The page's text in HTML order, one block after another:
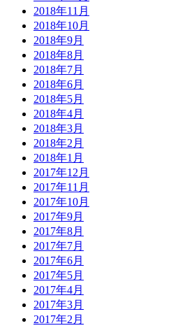
2018年11月
2018年10月
2018年9月
2018年8月
2018年7月
2018年6月
2018年5月
2018年4月
2018年3月
2018年2月
2018年1月
2017年12月
2017年11月
2017年10月
2017年9月
2017年8月
2017年7月
2017年6月
2017年5月
2017年4月
2017年3月
2017年2月